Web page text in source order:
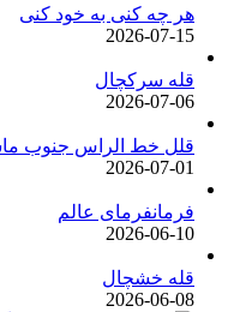
هر چه کنی به خود کنی
2026-07-15
قله سرکچال
2026-07-06
قلل خط الراس جنوب
2026-07-01
فرمانفرمای عالم
2026-06-10
قله خشچال
2026-06-08